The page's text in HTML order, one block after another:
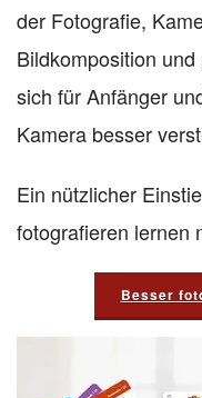
der Fotografie,
Bildkomposition
sich für Anfänger
Kamera besser
Ein nützlicher
fotografieren lernen
Besser